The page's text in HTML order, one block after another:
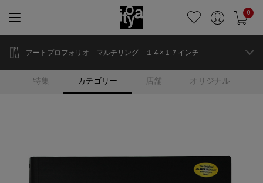
0
特集 カテゴリー 店舗 オリジナル
アートプロフォリオ マルチリング １４×１７インチ